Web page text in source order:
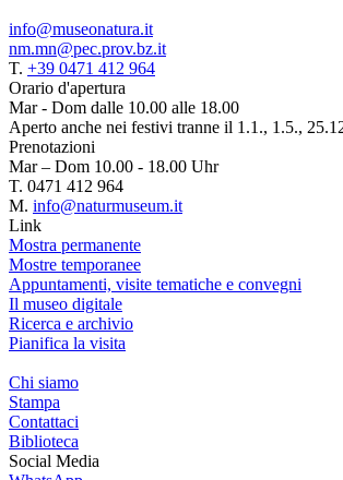
info@museonatura.it
nm.mn@pec.prov.bz.it
T. +39 0471 412 964
Orario d'apertura
Mar - Dom dalle 10.00 alle 18.00
Aperto anche nei festivi tranne il 1.1., 1.5.,
Prenotazioni
Mar – Dom 10.00 - 18.00 Uhr
T. 0471 412 964
M. info@naturmuseum.it
Link
Mostra permanente
Mostre temporanee
Appuntamenti, visite tematiche e convegni
Il museo digitale
Ricerca e archivio
Pianifica la visita
Chi siamo
Stampa
Contattaci
Biblioteca
Social Media